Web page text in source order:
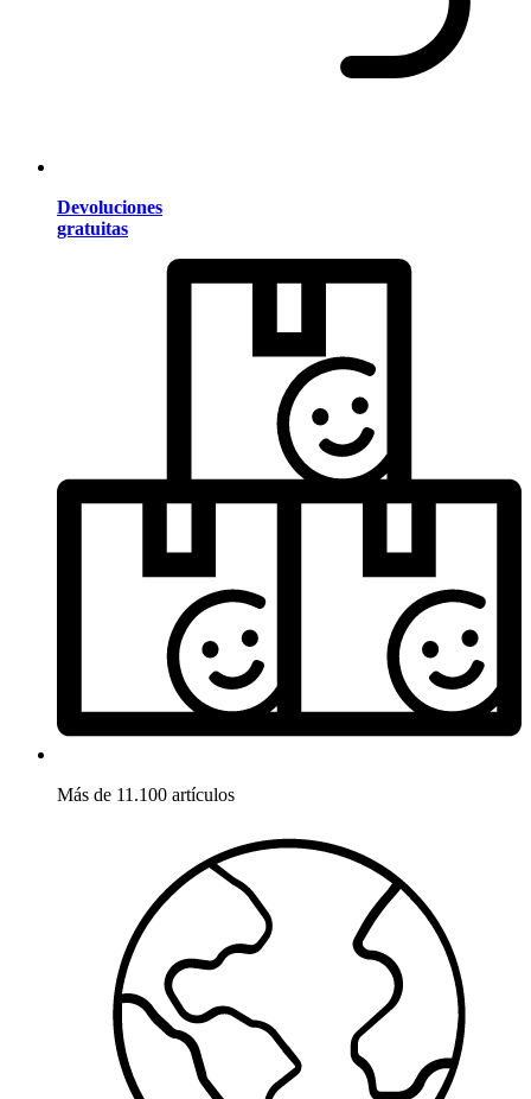
Devoluciones
gratuitas
Más de 11.100 artículos